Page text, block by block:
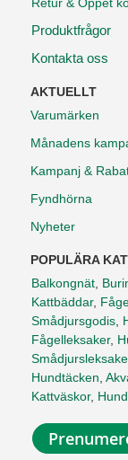
Retur & Öppet
Produktfrågor
Kontakta oss
AKTUELLT
Varumärken
Månadens
Kampanj &
Fyndhörna
Nyheter
POPULÄRA
Balkongnät,
Kattbäddar,
Smådjursgodis,
Fågelleksaker,
Hundtäcken,
Kattväskor,